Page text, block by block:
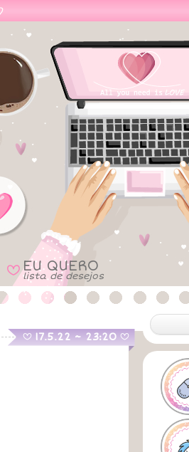
B EU QUERO
lista de desejos
B 17.5.22 ~ 23:20 B